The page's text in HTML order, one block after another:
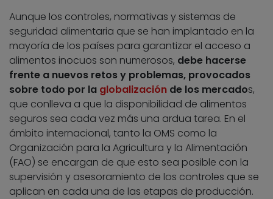
Aunque los controles, normativas y sistemas de
seguridad alimentaria que se han implantado en la
mayoría de los países para garantizar el acceso a
alimentos inocuos son numerosos, debe hacerse
frente a nuevos retos y problemas, provocados
sobre todo por la globalización de los mercados,
que conlleva a que la disponibilidad de alimentos
seguros sea cada vez más una ardua tarea. En el
ámbito internacional, tanto la OMS como la
Organización para la Agricultura y la Alimentación
(FAO) se encargan de que esto sea posible con la
supervisión y asesoramiento de los controles que se
aplican en cada una de las etapas de producción.